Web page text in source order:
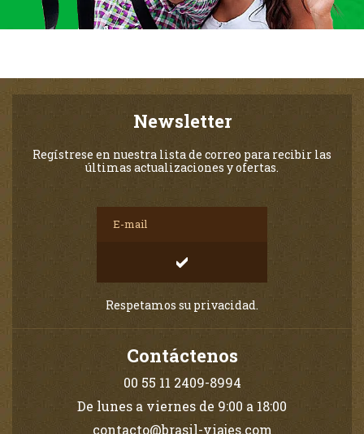
Newsletter
Regístrese en nuestra lista de correo para recibir las
últimas actualizaciones y ofertas.
Respetamos su privacidad.
Contáctenos
00 55 11 2409-8994
De lunes a viernes de 9:00 a 18:00
contacto@brasil-viajes.com